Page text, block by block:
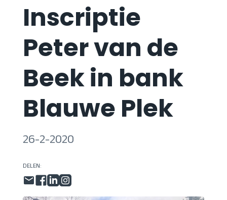
Inscriptie
Peter van de
Beek in bank
Blauwe Plek
26-2-2020
DELEN: